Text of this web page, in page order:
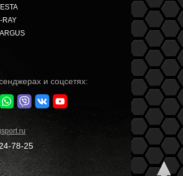
RAY
и соцсетях:
78-25